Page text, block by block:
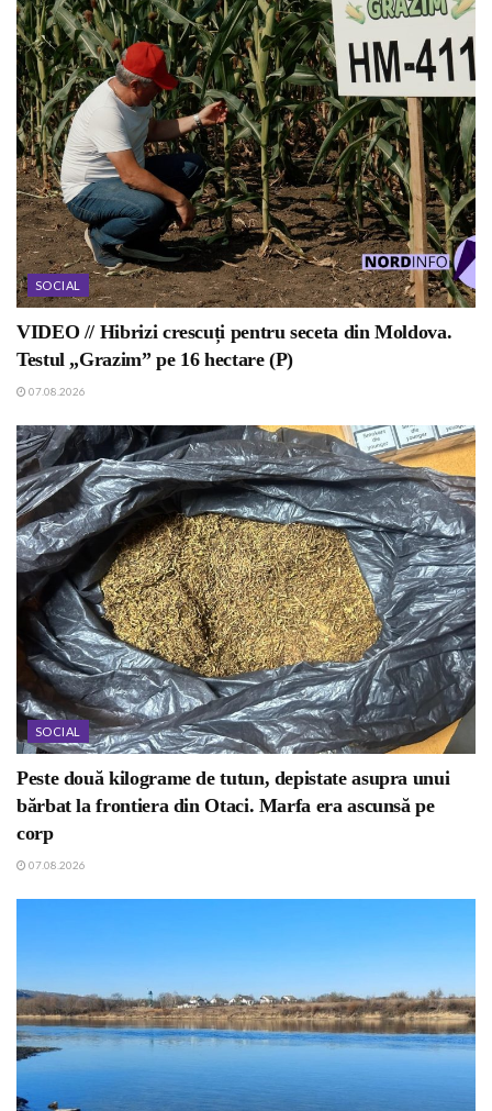
SOCIAL
VIDEO // Hibrizi crescuți pentru seceta din Moldova.
Testul „Grazim” pe 16 hectare (P)
07.08.2026
SOCIAL
Peste două kilograme de tutun, depistate asupra unui
bărbat la frontiera din Otaci. Marfa era ascunsă pe
corp
07.08.2026